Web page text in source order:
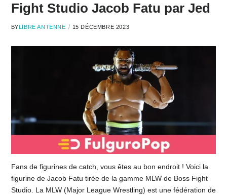
Fight Studio Jacob Fatu par Jed
BYLIBRE ANTENNE 15 DÉCEMBRE 2023
Fans de figurines de catch, vous êtes au bon endroit ! Voici la
figurine de Jacob Fatu tirée de la gamme MLW de Boss Fight
Studio. La MLW (Major League Wrestling) est une fédération de